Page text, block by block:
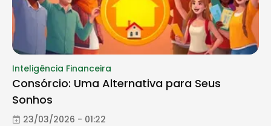
Inteligência Financeira
Consórcio: Uma Alternativa para Seus
Sonhos
23/03/2026 - 01:22